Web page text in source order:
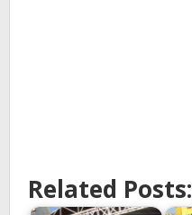
Related Posts: